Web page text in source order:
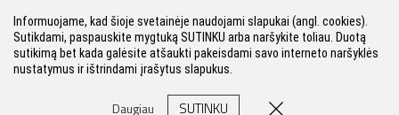
Informuojame, kad šioje svetainėje naudojami slapukai (angl. cookies).
Sutikdami, paspauskite mygtuką SUTINKU arba naršykite toliau. Duotą
sutikimą bet kada galėsite atšaukti pakeisdami savo interneto naršyklės
nustatymus ir ištrindami įrašytus slapukus.
Daugiau SUTINKU